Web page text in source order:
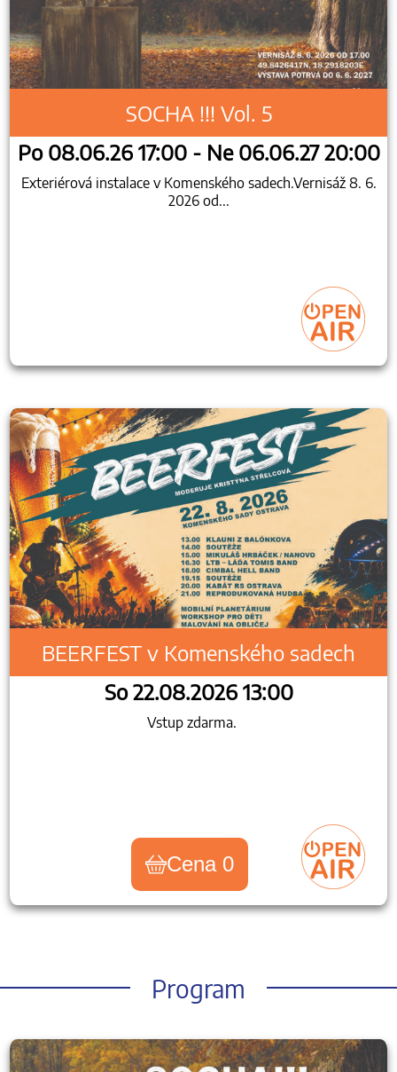
SOCHA !!! Vol. 5
Po 08.06.26 17:00 - Ne 06.06.27 20:00
Exteriérová instalace v Komenského sadech.Vernisáž 8. 6.
2026 od...
BEERFEST v Komenského sadech
So 22.08.2026 13:00
Vstup zdarma.
Cena 0
Program